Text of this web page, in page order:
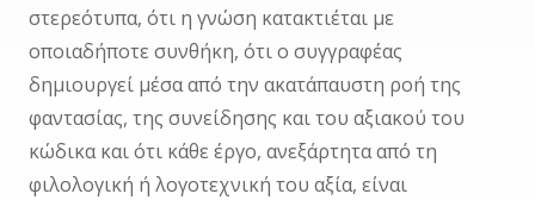
στερεότυπα, ότι η γνώση κατακτιέται με
οποιαδήποτε συνθήκη, ότι ο συγγραφέας
δημιουργεί μέσα από την ακατάπαυστη ροή της
φαντασίας, της συνείδησης και του αξιακού του
κώδικα και ότι κάθε έργο, ανεξάρτητα από τη
φιλολογική ή λογοτεχνική του αξία, είναι